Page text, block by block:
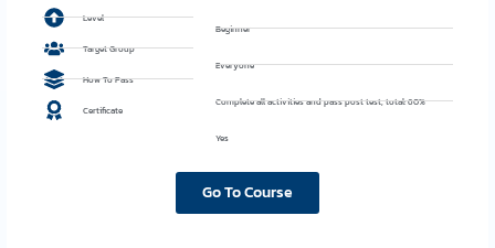
Level
Target Group
How To Pass
Certificate
Beginner
Everyone
Complete all activities and pass post test, total: 60%
Yes
Go To Course